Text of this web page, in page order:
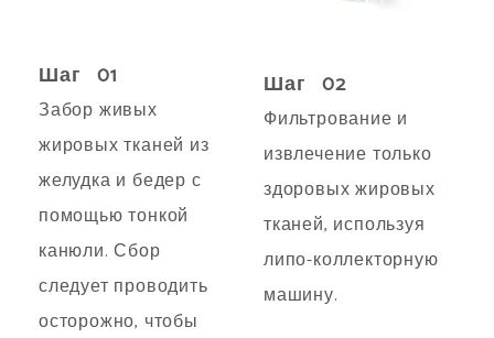
Шаг 01
Забор живых
жировых тканей из
желудка и бедер с
помощью тонкой
канюли. Сбор
следует проводить
осторожно, чтобы
Шаг 02
Фильтрование и
извлечение только
здоровых жировых
тканей, используя
липо-коллекторную
машину.